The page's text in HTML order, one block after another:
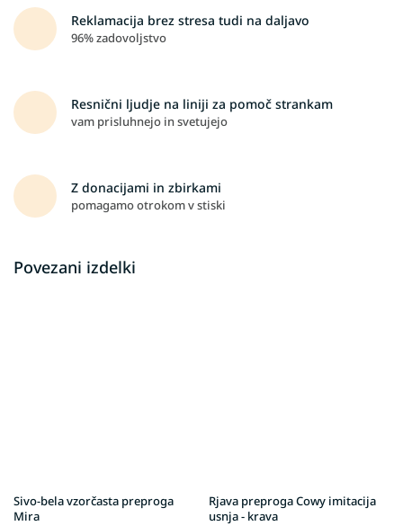
Reklamacija brez stresa tudi na daljavo
96% zadovoljstvo
Resnični ljudje na liniji za pomoč strankam
vam prisluhnejo in svetujejo
Z donacijami in zbirkami
pomagamo otrokom v stiski
Povezani izdelki
Sivo-bela vzorčasta preproga
Mira
Rjava preproga Cowy imitacija
usnja - krava